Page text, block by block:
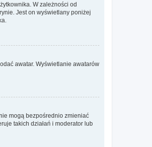
W zależności od
Jest on wyświetlany poniżej
awatar. Wyświetlanie awatarów
mogą bezpośrednio zmieniać
takich działań i moderator lub